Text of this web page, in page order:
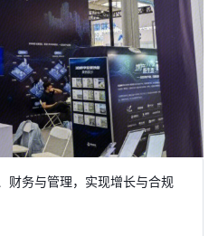
财务与管理，实现增长与合规